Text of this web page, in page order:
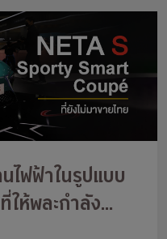
ไฟฟ้าในรูปแบบ
ให้พละกำลัง